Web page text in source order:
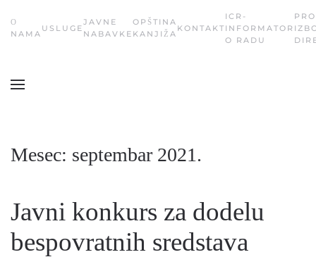
Skip
О
NAMA
USLUGE
JAVNE
NABAVKE
OPŠTINA
KANJIŽA
KONTAKT
ICR-
INFORMATOR
O RADU
Mesec: septembar 2021.
Javni konkurs za dodelu
bespovratnih sredstava